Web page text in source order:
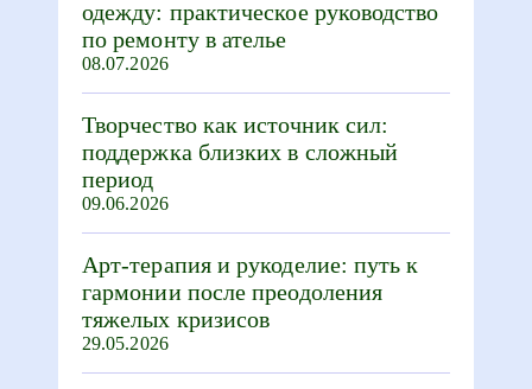
одежду: практическое руководство
по ремонту в ателье
08.07.2026
Творчество как источник сил:
поддержка близких в сложный
период
09.06.2026
Арт-терапия и рукоделие: путь к
гармонии после преодоления
тяжелых кризисов
29.05.2026